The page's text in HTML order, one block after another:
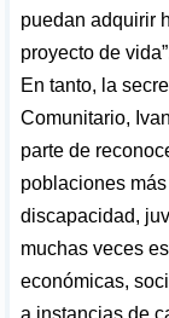
puedan adquirir
proyecto de
En tanto, la
Comunitario,
parte de
poblaciones
discapacidad,
muchas veces
económicas,
a instancias de